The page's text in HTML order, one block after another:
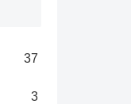
37
3